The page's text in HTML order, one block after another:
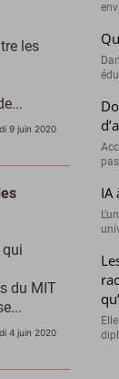
les
9 juin 2020
du MIT
4 juin 2020
IA